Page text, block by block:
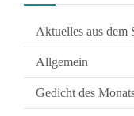
Aktuelles aus dem
Allgemein
Gedicht des